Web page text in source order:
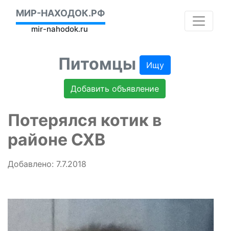
МИР-НАХОДОК.РФ
mir-nahodok.ru
Питомцы Ищу
Добавить объявление
Потерялся котик в
районе СХВ
Добавлено: 7.7.2018